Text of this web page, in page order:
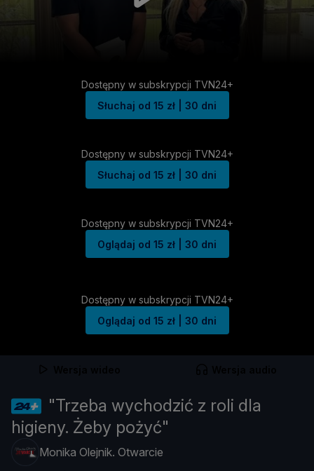
Dostępny w subskrypcji TVN24+
Słuchaj od 15 zł | 30 dni
Dostępny w subskrypcji TVN24+
Słuchaj od 15 zł | 30 dni
Dostępny w subskrypcji TVN24+
Oglądaj od 15 zł | 30 dni
Dostępny w subskrypcji TVN24+
Oglądaj od 15 zł | 30 dni
"Trzeba wychodzić z roli dla
higieny. Żeby pożyć"
Monika Olejnik. Otwarcie